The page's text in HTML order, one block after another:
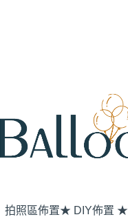
拍照區佈置★ DIY佈置 ★